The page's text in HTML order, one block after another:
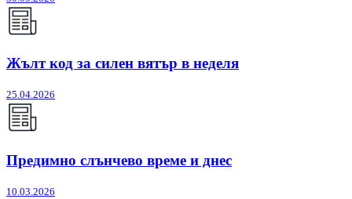
Жълт код за силен вятър в неделя
25.04.2026
Предимно слънчево време и днес
10.03.2026